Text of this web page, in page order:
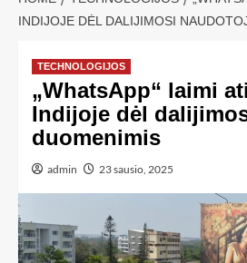
INDIJOJE DĖL DALIJIMOSI
TECHNOLOGIJOS
„WhatsApp“ laimi
Indijoje dėl
duomenimis
admin 23 sausio, 2025